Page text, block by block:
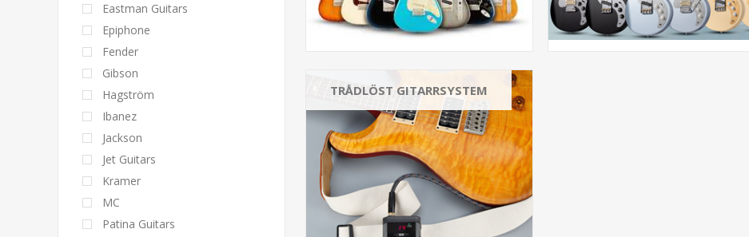
TRÅDLÖST GITARRSYSTEM
Eastman Guitars
Epiphone
Fender
Gibson
Hagström
Ibanez
Jackson
Jet Guitars
Kramer
MC
Patina Guitars